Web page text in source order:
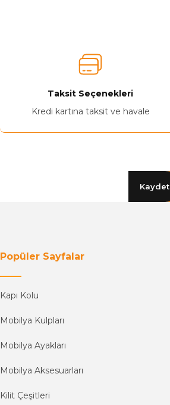
Taksit Seçenekleri
Kredi kartına taksit ve havale
Kaydet
Popüler Sayfalar
Kapı Kolu
Mobilya Kulpları
Mobilya Ayakları
Mobilya Aksesuarları
Kilit Çeşitleri